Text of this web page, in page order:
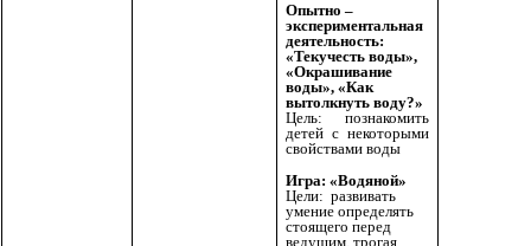
Опытно –
экспериментальная
деятельность:
«Текучесть воды»,
«Окрашивание
воды», «Как
вытолкнуть воду?»
Цель: познакомить
детей с некоторыми
свойствами воды
Игра: «Водяной»
Цели: развивать
умение определять
стоящего перед
ведущим, трогая